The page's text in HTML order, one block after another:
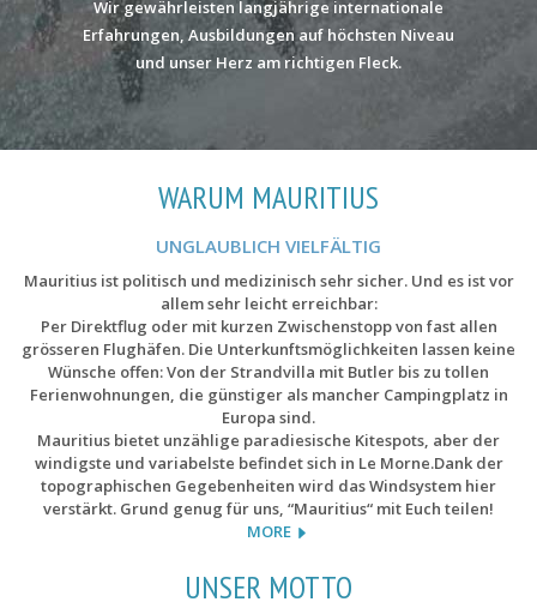
Wir gewährleisten langjährige internationale
Erfahrungen, Ausbildungen auf höchsten Niveau
und unser Herz am richtigen Fleck.
WARUM MAURITIUS
UNGLAUBLICH VIELFÄLTIG
Mauritius ist politisch und medizinisch sehr sicher. Und es ist vor
allem sehr leicht erreichbar:
Per Direktflug oder mit kurzen Zwischenstopp von fast allen
grösseren Flughäfen. Die Unterkunftsmöglichkeiten lassen keine
Wünsche offen: Von der Strandvilla mit Butler bis zu tollen
Ferienwohnungen, die günstiger als mancher Campingplatz in
Europa sind.
Mauritius bietet unzählige paradiesische Kitespots, aber der
windigste und variabelste befindet sich in Le Morne.Dank der
topographischen Gegebenheiten wird das Windsystem hier
verstärkt. Grund genug für uns, “Mauritius“ mit Euch teilen!
MORE
UNSER MOTTO